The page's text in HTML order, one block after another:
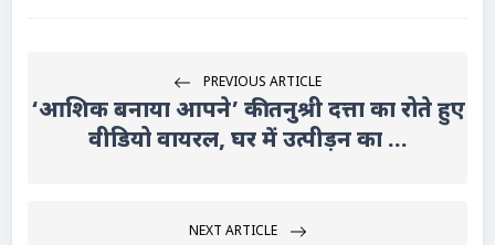
PREVIOUS ARTICLE
‘आशिक बनाया आपने’ की तनुश्री दत्ता का रोते हुए
वीडियो वायरल, घर में उत्पीड़न का ...
NEXT ARTICLE